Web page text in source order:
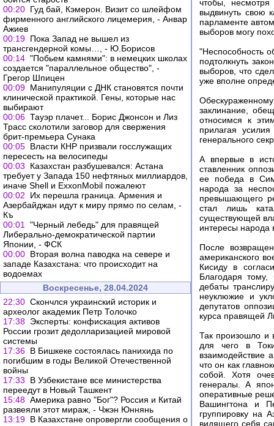
00:20 Гуд бай, Кэмерон. Визит со шлейфом
фирменного английского лицемерия, - Анвар
Ажиев
00:19 Пока Запад не вышел из
трансгендерной комы…, - Ю.Борисов
00:14 "Побьем камнями": в немецких школах
создается "параллельное общество", -
Грегор Шпицен
00:09 Манипуляции с ДНК становятся почти
клинической практикой. Гены, которые нас
выбирают
00:06 Тауэр плачет... Борис Джонсон и Лиз
Трасс сколотили заговор для свержения
брит-премьера Сунака
00:05 Власти КНР призвали госслужащих
пересесть на велосипеды
00:03
Казахстан разбушевался: Астана
требует у Запада 150 нефтяных миллиардов,
иначе Shell и ExxonMobil пожалеют
00:02
Их перешла граница. Армения и
Азербайджан идут к миру прямо по селам, -
Къ
00:01
"Черный лебедь" для правящей
Либерально-демократической партии
Японии, - ФСК
00:00 Вторая волна паводка на севере и
западе Казахстана: что происходит на
водоемах
Воскресенье, 28.04.2024
22:30 Скончлся украинский историк и
археолог академик Петр Толочко
17:38 Эксперты: конфискация активов
России грозит дедолларизацией мировой
системы
17:36 В Бишкеке состоялась панихида по
погибшим в годы Великой Отечественной
войны
17:33
В Узбекистане все министерства
переедут в Новый Ташкент
15:48 Америка равно "Бог"? Россия и Китай
развеяли этот мираж, - Чжэн Юннянь
13:19 В Казахстане опровергли сообщения о
чтобы, несмотря
выдвинуть свою
парламенте
выборов могу
"Неспособность
подтолкнуть
выборов, что
уже вполне
Обескураженному
заклинание,
относимся к
прилагая
генерального
А впервые в
ставленник
ее победа в
народа за
превышающего
стал лишь
существующей
интересы народа
После
американского
Кисиду в
Благодаря
дебаты
неуклюжие и
депутатов
курса правящей
Так произошло и
для чего в
взаимодействие
что он как
собой. Хотя
генералы. А
оперативные
Вашингтона и
группировку на
видящего себя